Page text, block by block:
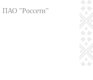
ПАО "Россети"